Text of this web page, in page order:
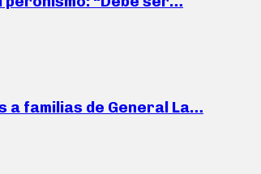
a familias de General La…